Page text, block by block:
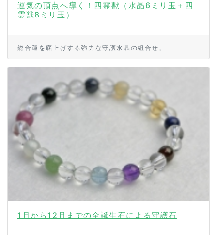
運気の頂点へ導く！四霊獣（水晶6ミリ玉＋四
霊獣8ミリ玉）
総合運を底上げする強力な守護水晶の組合せ。
1月から12月までの全誕生石による守護石